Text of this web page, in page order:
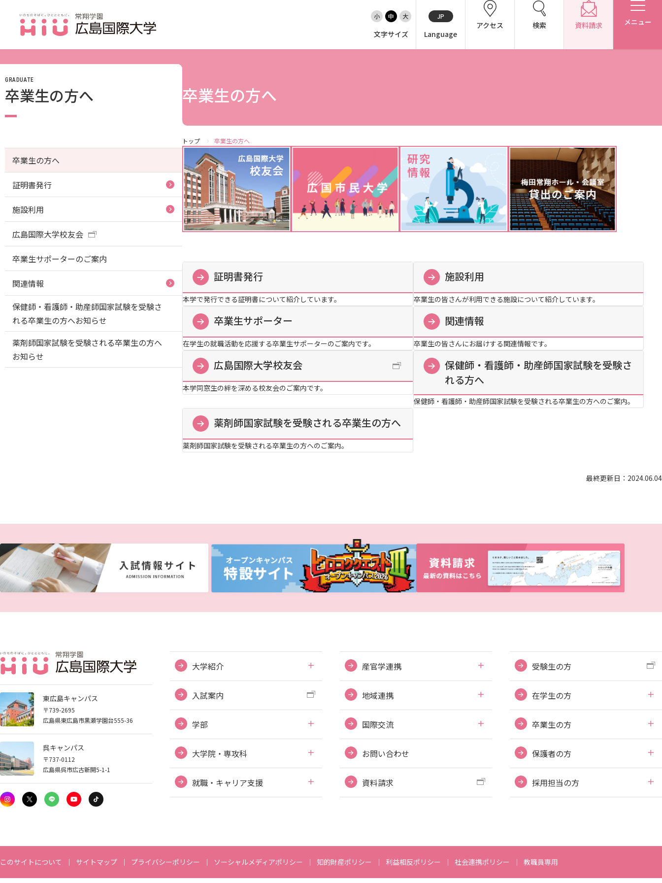
メニュー
受験生の方
卒業生の方
保護者の方
採用担当の方
大学紹介
アドミッション・ポリシー（2027年度以降入学生）
アドミッション・ポリシー（2024～2026年度入学生）
カリキュラム・ポリシー（2016～2019年度保健医療・総合リハ・医療福祉・医療経営・看護）
カリキュラム・ポリシー（大学院対象）
ディプロマ・ポリシー（2020～2023年度入学生）
大学院ディプロマ・ポリシー（2021～2023年度入学生）
薬学部薬学科の自己点検・評価について
大学院薬学研究科 自己点検・評価報告書
別表第1・第2 様式第1・第2
東広島キャンパス
講座のご案内
合格者の方へのメッセージ
入学準備学習プログラム
感染予防にかかる抗体価検査について
ICTサポート
図書館概要
利用案内
電子ブック・電子ジャーナルなど
電子ブックをさがす
電子ジャーナルをさがす
看護師・保健師国家試験対策
活動とイベント
利用講習会
学生図書委員の活動
施設案内
学部
大学院・専攻科
就職・キャリア支援
地域連携
国際交流
資料請求
検索
アクセス
Language
JP
JP（日本語）
文字サイズ
小 中 大
トップ 卒業生の方へ
卒業生の方へ
証明書発行
本学で発行できる証明書について紹介しています。
施設利用
卒業生の皆さんが利用できる施設について紹介しています。
卒業生サポーター
在学生の就職活動を応援する卒業生サポーターのご案内です。
関連情報
卒業生の皆さんにお届けする関連情報です。
広島国際大学校友会
本学同窓生の絆を深める校友会のご案内です。
保健師・看護師・助産師国家試験を受験さ
れる方へ
保健師・看護師・助産師国家試験を受験される卒業生の方へのご案内。
薬剤師国家試験を受験される卒業生の方へ
薬剤師国家試験を受験される卒業生の方へのご案内。
最終更新日：2024.06.04
GRADUATE
卒業生の方へ
卒業生の方へ
証明書発行
施設利用
広島国際大学校友会
卒業生サポーターのご案内
関連情報
保健師・看護師・助産師国家試験を受験さ
れる卒業生の方へお知らせ
薬剤師国家試験を受験される卒業生の方へ
お知らせ
東広島キャンパス
〒739-2695
広島県東広島市黒瀬学園台555-36
呉キャンパス
〒737-0112
広島県呉市広古新開5-1-1
大学紹介
入試案内
学部
大学院・専攻科
就職・キャリア支援
産官学連携
地域連携
国際交流
お問い合わせ
資料請求
受験生の方
在学生の方
卒業生の方
保護者の方
採用担当の方
このサイトについて サイトマップ プライバシーポリシー ソーシャルメディアポリシー 知的財産ポリシー 利益相反ポリシー 社会連携ポリシー 教職員専用